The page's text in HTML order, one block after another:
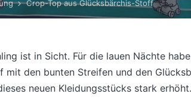
Crop-Top aus Glücksbärchis-Stoff
ist in Sicht. Für die lauen Nächte
den bunten Streifen und den
neuen Kleidungsstücks stark erhöht.